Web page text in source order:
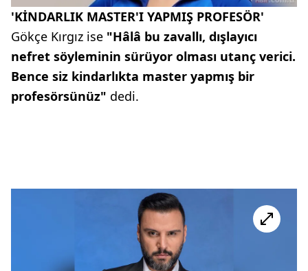
'KİNDARLIK MASTER'I YAPMIŞ PROFESÖR'
Gökçe Kırgız ise "Hâlâ bu zavallı, dışlayıcı
nefret söyleminin sürüyor olması utanç verici.
Bence siz kindarlıkta master yapmış bir
profesörsünüz" dedi.